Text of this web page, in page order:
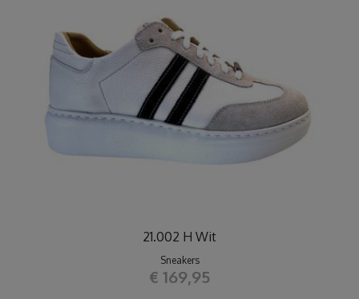
21.002 H Wit
Sneakers
€ 169,95